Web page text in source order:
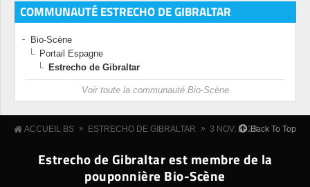
COMMUNAUTÉ ESTRECHO DE GIBRALTAR
Bio-Scène
Portail Espagne
Estrecho de Gibraltar
Voir toute la communauté Bio-Scène
ACCUEIL BS » ESTRECHO DE GIBRALTAR » 3 NOV. 2023Back To Top
Estrecho de Gibraltar est membre de la
pouponnière Bio-Scène